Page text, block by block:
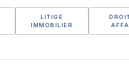
LITIGE
IMMOBILIER